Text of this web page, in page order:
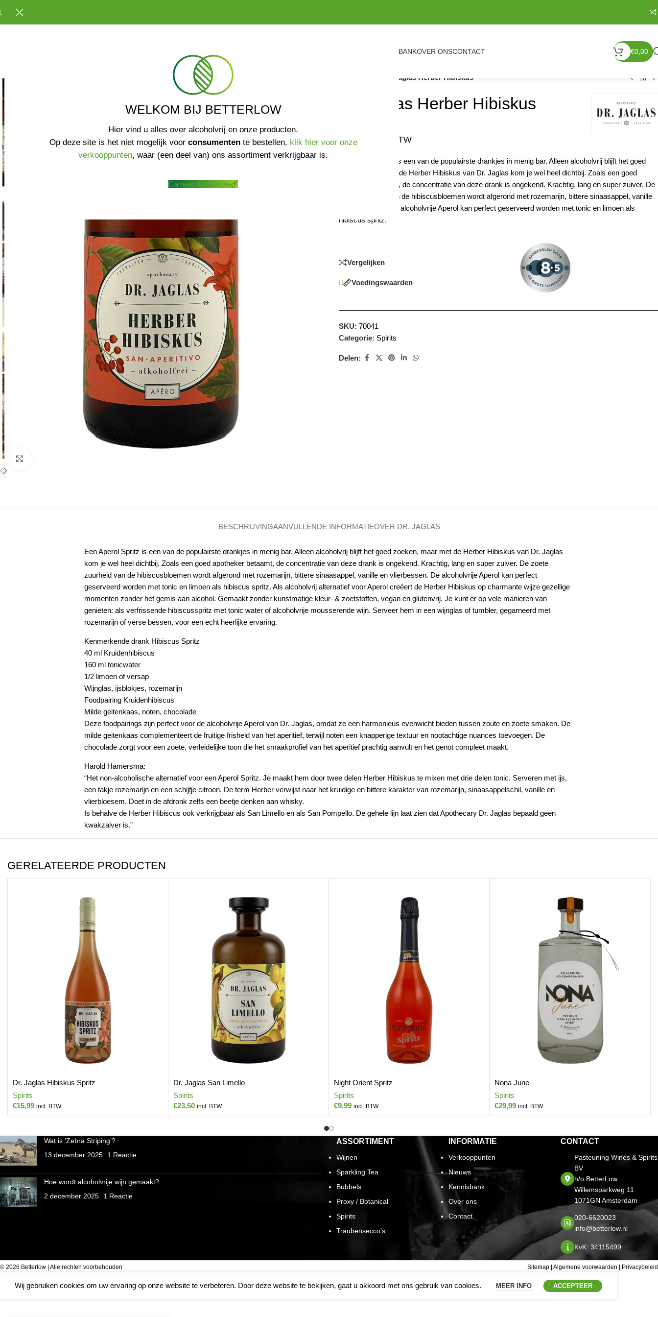
WELKOM BIJ BETTERLOW
Hier vind u alles over alcoholvrij en onze producten.
Op deze site is het niet mogelijk voor consumentente bestellen, klik hier voor onze
verkooppunten, waar (een deel van) ons assortiment verkrijgbaar is.
Ga naar de website
KENNISBANKOVER ONSCONTACT €0,00
Dr. Jaglas Herber Hibiskus
Dr. Jaglas Herber Hibiskus
€23,50 incl. BTW
Een Aperol Spritz is een van de populairste drankjes in menig bar. Alleen alcoholvrij blijft het goed
zoeken, maar met de Herber Hibiskus van Dr. Jaglas kom je wel heel dichtbij. Zoals een goed
apotheker betaamt, de concentratie van deze drank is ongekend. Krachtig, lang en super zuiver. De
zoete zuurheid van de hibiscusbloemen wordt afgerond met rozemarijn, bittere sinaasappel, vanille
en vlierbessen. De alcoholvrije Aperol kan perfect geserveerd worden met tonic en limoen als
hibiscus spritz.
Vergelijken
Voedingswaarden
SKU: 70041
Categorie: Spirits
Delen:
BESCHRIJVINGAANVULLENDE INFORMATIEOVER DR. JAGLAS
Een Aperol Spritz is een van de populairste drankjes in menig bar. Alleen alcoholvrij blijft het goed zoeken, maar met de Herber Hibiskus van Dr. Jaglas
kom je wel heel dichtbij. Zoals een goed apotheker betaamt, de concentratie van deze drank is ongekend. Krachtig, lang en super zuiver. De zoete
zuurheid van de hibiscusbloemen wordt afgerond met rozemarijn, bittere sinaasappel, vanille en vlierbessen. De alcoholvrije Aperol kan perfect
geserveerd worden met tonic en limoen als hibiscus spritz. Als alcoholvrij alternatief voor Aperol creëert de Herber Hibiskus op charmante wijze gezellige
momenten zonder het gemis aan alcohol. Gemaakt zonder kunstmatige kleur- & zoetstoffen, vegan en glutenvrij. Je kunt er op vele manieren van
genieten: als verfrissende hibiscusspritz met tonic water of alcoholvrije mousserende wijn. Serveer hem in een wijnglas of tumbler, gegarneerd met
rozemarijn of verse bessen, voor een echt heerlijke ervaring.
Kenmerkende drank Hibiscus Spritz
40 ml Kruidenhibiscus
160 ml tonicwater
1/2 limoen of versap
Wijnglas, ijsblokjes, rozemarijn
Foodpairing Kruidenhibiscus
Milde geitenkaas, noten, chocolade
Deze foodpairings zijn perfect voor de alcoholvrije Aperol van Dr. Jaglas, omdat ze een harmonieus evenwicht bieden tussen zoute en zoete smaken. De
milde geitenkaas complementeert de fruitige frisheid van het aperitief, terwijl noten een knapperige textuur en nootachtige nuances toevoegen. De
chocolade zorgt voor een zoete, verleidelijke toon die het smaakprofiel van het aperitief prachtig aanvult en het genot compleet maakt.
Harold Hamersma:
“Het non-alcoholische alternatief voor een Aperol Spritz. Je maakt hem door twee delen Herber Hibiskus te mixen met drie delen tonic. Serveren met ijs,
een takje rozemarijn en een schijfje citroen. De term Herber verwijst naar het kruidige en bittere karakter van rozemarijn, sinaasappelschil, vanille en
vlierbloesem. Doet in de afdronk zelfs een beetje denken aan whisky.
Is behalve de Herber Hibiscus ook verkrijgbaar als San Limello en als San Pompello. De gehele lijn laat zien dat Apothecary Dr. Jaglas bepaald geen
kwakzalver is.”
GERELATEERDE PRODUCTEN
Dr. Jaglas Hibiskus Spritz
Spirits
€15,99 incl. BTW
Dr. Jaglas San Limello
Spirits
€23,50 incl. BTW
Night Orient Spritz
Spirits
€9,99 incl. BTW
Nona June
Spirits
€29,99 incl. BTW
Wat is ‘Zebra Striping’?
13 december 2025
1 Reactie
Hoe wordt alcoholvrije wijn gemaakt?
2 december 2025
1 Reactie
ASSORTIMENT
Wijnen
Sparkling Tea
Bubbels
Proxy / Botanical
Spirits
Traubensecco’s
INFORMATIE
Verkooppunten
Nieuws
Kennisbank
Over ons
Contact
CONTACT
Pasteuning Wines & Spirits
BV
h/o BetterLow
Willemsparkweg 11
1071GN Amsterdam
020-6620023
info@betterlow.nl
KvK: 34115499
© 2026 Betterlow | Alle rechten voorbehouden Sitemap Algemene voorwaarden Privacybeleid
Wij gebruiken cookies om uw ervaring op onze website te verbeteren. Door deze website te bekijken, gaat u akkoord met ons gebruik van cookies. MEER INFO ACCEPTEER